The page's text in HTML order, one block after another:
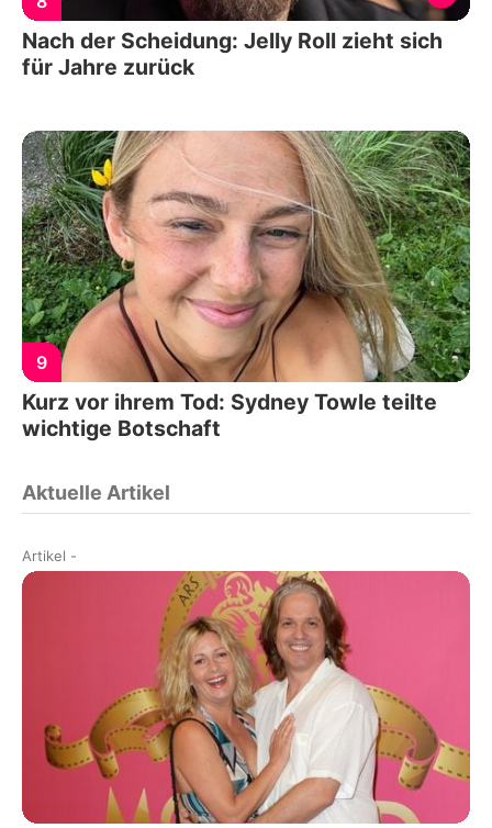
Nach der Scheidung: Jelly Roll zieht sich
für Jahre zurück
9
Kurz vor ihrem Tod: Sydney Towle teilte
wichtige Botschaft
Aktuelle Artikel
Artikel -